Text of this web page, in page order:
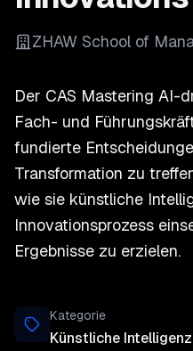
ZHAW School of
Der CAS Mastering AI-
Fach- und
fundierte
Transformation zu
wie sie künstliche
Innovationsprozess
Ergebnisse zu erzielen.
Kategorie
Künstliche Intelligenz